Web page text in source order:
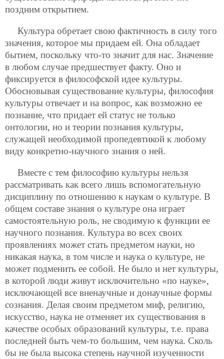
поздним открытием.
Культура обретает свою фактичность в силу того
значения, которое мы придаем ей. Она обладает
бытием, поскольку что-то значит для нас. Значение
в любом случае предшествует факту. Оно и
фиксируется в философской идее культуры.
Обосновывая существование культуры, философия
культуры отвечает и на вопрос, как возможно ее
познание, что придает ей статус не только
онтологии, но и теории познания культуры,
служащей необходимой пропедевтикой к любому
виду конкретно-научного знания о ней.
Вместе с тем философию культуры нельзя
рассматривать как всего лишь вспомогательную
дисциплину по отношению к наукам о культуре. В
общем составе знания о культуре она играет
самостоятельную роль, не сводимую к функции ее
научного познания. Культура во всех своих
проявлениях может стать предметом науки, но
никакая наука, в том числе и наука о культуре, не
может подменить ее собой. Не было и нет культуры,
в которой люди живут исключительно «по науке»,
исключающей все вненаучные и донаучные формы
сознания. Делая своим предметом миф, религию,
искусство, наука не отменяет их существования в
качестве особых образований культуры, т.е. права
последней быть чем-то большим, чем наука. Сколь
бы не была высока степень научной изученности